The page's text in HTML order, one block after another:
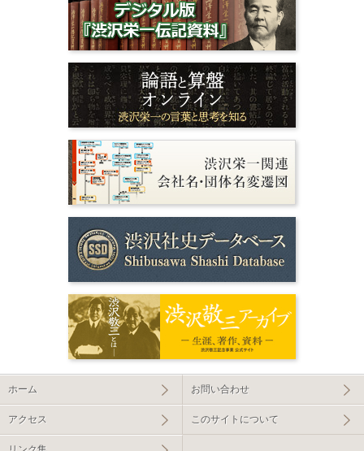
ホーム お問い合わせ
アクセス このサイトについて